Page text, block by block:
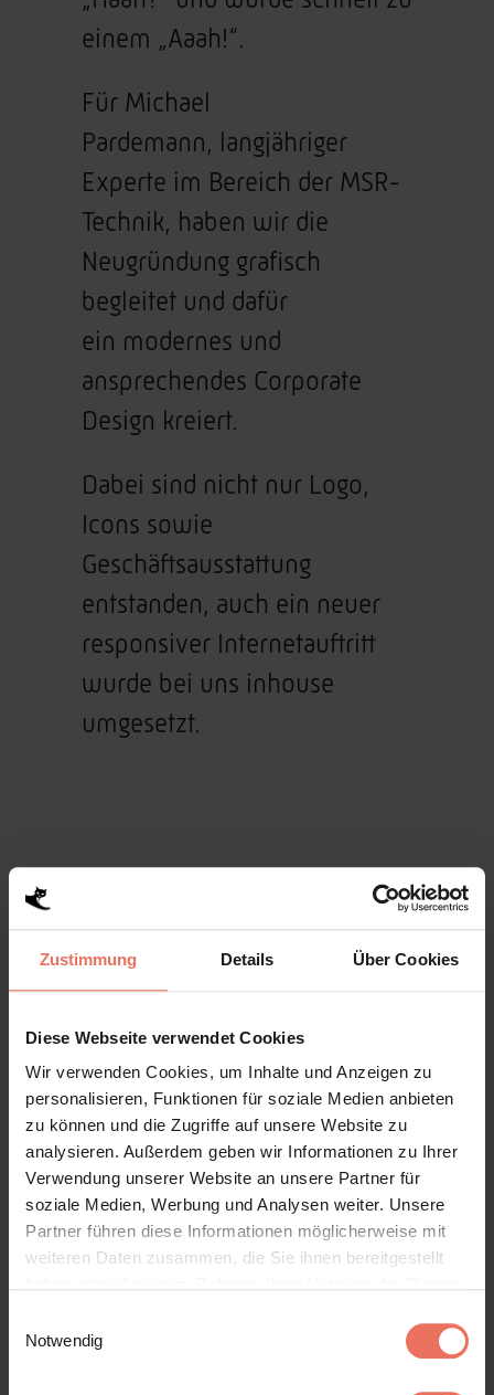
Zustimmung Details Über Cookies
Diese Webseite verwendet Cookies
Wir verwenden Cookies, um Inhalte und Anzeigen zu
personalisieren, Funktionen für soziale Medien anbieten
zu können und die Zugriffe auf unsere Website zu
analysieren. Außerdem geben wir Informationen zu Ihrer
Verwendung unserer Website an unsere Partner für
soziale Medien, Werbung und Analysen weiter. Unsere
Partner führen diese Informationen möglicherweise mit
weiteren Daten zusammen, die Sie ihnen bereitgestellt
Cookies, wenn Sie unsere Webseite weiterhin nutzen.
Notwendig
einem „Aaah!“.
Für Michael
Pardemann, langjähriger
Experte im Bereich der MSR-
Technik, haben wir die
Neugründung grafisch
begleitet und dafür
ein modernes und
ansprechendes Corporate
Design kreiert.
Dabei sind nicht nur Logo,
Icons sowie
Geschäftsausstattung
entstanden, auch ein neuer
responsiver Internetauftritt
wurde bei uns inhouse
umgesetzt.
Logo Schwarz